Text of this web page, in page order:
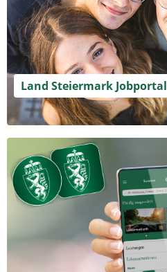
Land Steiermark Jobportal